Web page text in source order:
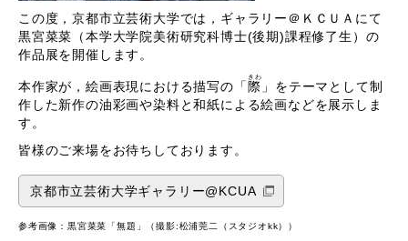
この度，京都市立芸術大学では，ギャラリー＠ＫＣＵＡにて
黒宮菜菜（本学大学院美術研究科博士(後期)課程修了生）の
作品展を開催します。
本作家が，絵画表現における描写の「 際
きわ
」をテーマとして制
作した新作の油彩画や染料と和紙による絵画などを展示しま
す。
皆様のご来場をお待ちしております。
京都市立芸術大学ギャラリー@KCUA
参考画像：黒宮菜菜「無題」（撮影:松浦莞二（スタジオkk））